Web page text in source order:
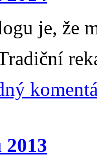
je, že